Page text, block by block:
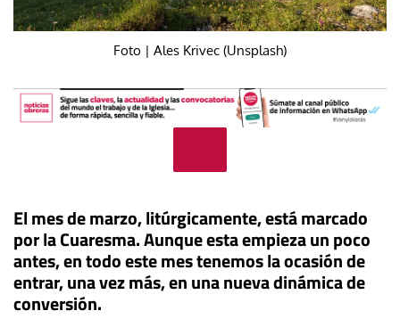
Foto | Ales Krivec (Unsplash)
El mes de marzo, litúrgicamente, está marcado
por la Cuaresma. Aunque esta empieza un poco
antes, en todo este mes tenemos la ocasión de
entrar, una vez más, en una nueva dinámica de
conversión.